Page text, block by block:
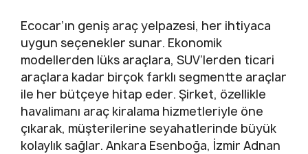
Ecocar’ın geniş araç yelpazesi, her ihtiyaca
uygun seçenekler sunar. Ekonomik
modellerden lüks araçlara, SUV’lerden ticari
araçlara kadar birçok farklı segmentte araçlar
ile her bütçeye hitap eder. Şirket, özellikle
havalimanı araç kiralama hizmetleriyle öne
çıkarak, müşterilerine seyahatlerinde büyük
kolaylık sağlar. Ankara Esenboğa, İzmir Adnan